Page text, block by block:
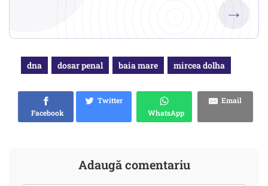
→
dna dosar penal baia mare mircea dolha
Facebook
Twitter
WhatsApp
Email
Adaugă comentariu